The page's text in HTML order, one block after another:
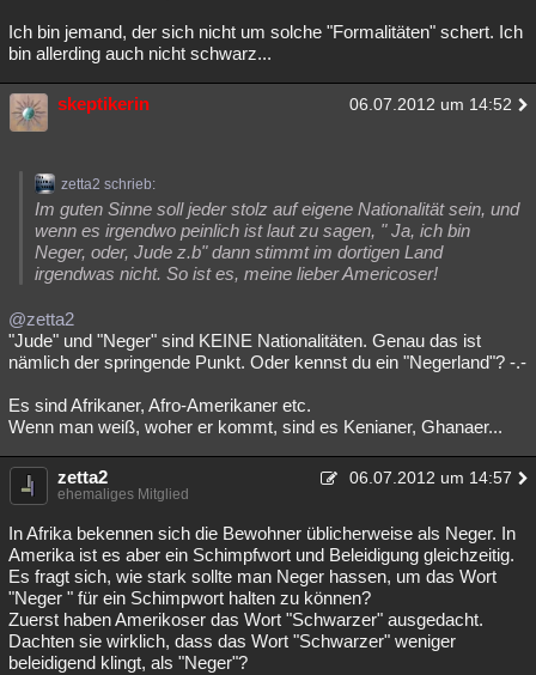
Ich bin jemand, der sich nicht um solche "Formalitäten" schert. Ich
bin allerding auch nicht schwarz...
skeptikerin 06.07.2012 um 14:52
zetta2 schrieb:
Im guten Sinne soll jeder stolz auf eigene Nationalität sein, und
wenn es irgendwo peinlich ist laut zu sagen, " Ja, ich bin
Neger, oder, Jude z.b" dann stimmt im dortigen Land
irgendwas nicht. So ist es, meine lieber Americoser!
@zetta2
"Jude" und "Neger" sind KEINE Nationalitäten. Genau das ist
nämlich der springende Punkt. Oder kennst du ein "Negerland"? -.-
Es sind Afrikaner, Afro-Amerikaner etc.
Wenn man weiß, woher er kommt, sind es Kenianer, Ghanaer...
zetta2 06.07.2012 um 14:57
ehemaliges Mitglied
In Afrika bekennen sich die Bewohner üblicherweise als Neger. In
Amerika ist es aber ein Schimpfwort und Beleidigung gleichzeitig.
Es fragt sich, wie stark sollte man Neger hassen, um das Wort
"Neger " für ein Schimpwort halten zu können?
Zuerst haben Amerikoser das Wort "Schwarzer" ausgedacht.
Dachten sie wirklich, dass das Wort "Schwarzer" weniger
beleidigend klingt, als "Neger"?